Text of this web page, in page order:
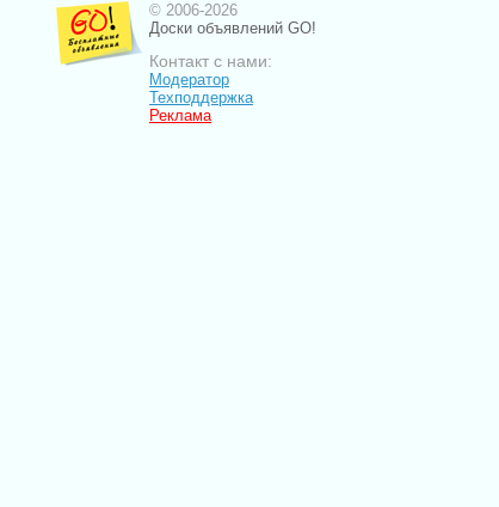
© 2006-2026
Доски объявлений GO!
Контакт с нами:
Модератор
Техподдержка
Реклама